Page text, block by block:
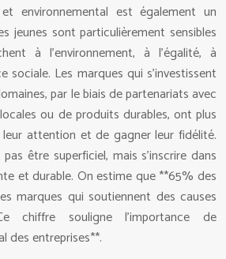
et environnemental est également un
jeunes sont particulièrement sensibles
à l’environnement, à l’égalité, à
sociale. Les marques qui s’investissent
par le biais de partenariats avec
ou de produits durables, ont plus
attention et de gagner leur fidélité.
être superficiel, mais s’inscrire dans
et durable. On estime que **65% des
marques qui soutiennent des causes
chiffre souligne l’importance de
des entreprises**.